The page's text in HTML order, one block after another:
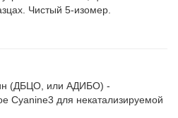
Чистый 5-изомер.
(ДБЦО, или АДИБО) -
Cyanine3 для некатализируемой